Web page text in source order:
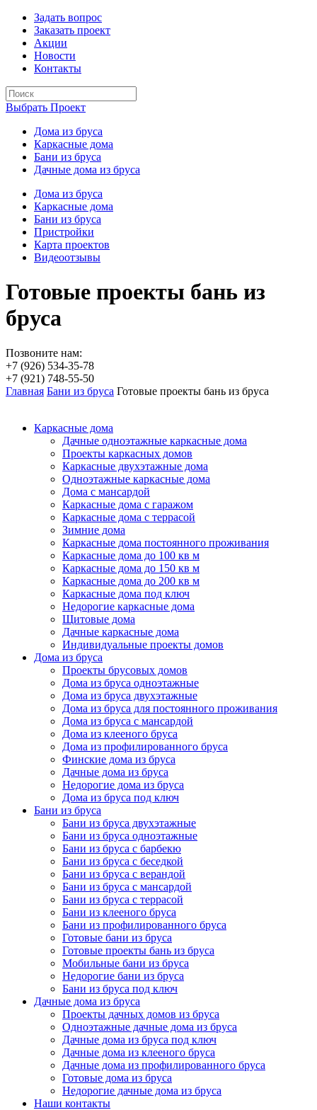
Задать вопрос
Заказать проект
Акции
Новости
Контакты
Выбрать Проект
Дома из бруса
Каркасные дома
Бани из бруса
Дачные дома из бруса
Дома из бруса
Каркасные дома
Бани из бруса
Пристройки
Карта проектов
Видеоотзывы
Готовые проекты бань из
бруса
Позвоните нам:
+7 (926) 534-35-78
+7 (921) 748-55-50
Главная Бани из бруса Готовые проекты бань из бруса
Каркасные дома
Дачные одноэтажные каркасные дома
Проекты каркасных домов
Каркасные двухэтажные дома
Одноэтажные каркасные дома
Дома с мансардой
Каркасные дома с гаражом
Каркасные дома с террасой
Зимние дома
Каркасные дома постоянного проживания
Каркасные дома до 100 кв м
Каркасные дома до 150 кв м
Каркасные дома до 200 кв м
Каркасные дома под ключ
Недорогие каркасные дома
Щитовые дома
Дачные каркасные дома
Индивидуальные проекты домов
Дома из бруса
Проекты брусовых домов
Дома из бруса одноэтажные
Дома из бруса двухэтажные
Дома из бруса для постоянного проживания
Дома из бруса с мансардой
Дома из клееного бруса
Дома из профилированного бруса
Финские дома из бруса
Дачные дома из бруса
Недорогие дома из бруса
Дома из бруса под ключ
Бани из бруса
Бани из бруса двухэтажные
Бани из бруса одноэтажные
Бани из бруса с барбекю
Бани из бруса с беседкой
Бани из бруса с верандой
Бани из бруса с мансардой
Бани из бруса с террасой
Бани из клееного бруса
Бани из профилированного бруса
Готовые бани из бруса
Готовые проекты бань из бруса
Мобильные бани из бруса
Недорогие бани из бруса
Бани из бруса под ключ
Дачные дома из бруса
Проекты дачных домов из бруса
Одноэтажные дачные дома из бруса
Дачные дома из бруса под ключ
Дачные дома из клееного бруса
Дачные дома из профилированного бруса
Готовые дома из бруса
Недорогие дачные дома из бруса
Наши контакты